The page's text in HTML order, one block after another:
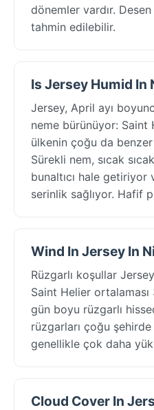
dönemler vardır.
tahmin edilebilir.
Is Jersey Humid In
Jersey, April ayı
neme bürünüyor: Saint
ülkenin çoğu da
Sürekli nem, sıcak
bunaltıcı hale getiriyor
serinlik sağlıyor. Hafif
Wind In Jersey In
Rüzgarlı koşullar
Saint Helier
gün boyu rüzgarlı
rüzgarları çoğu
genellikle çok daha
Cloud Cover In